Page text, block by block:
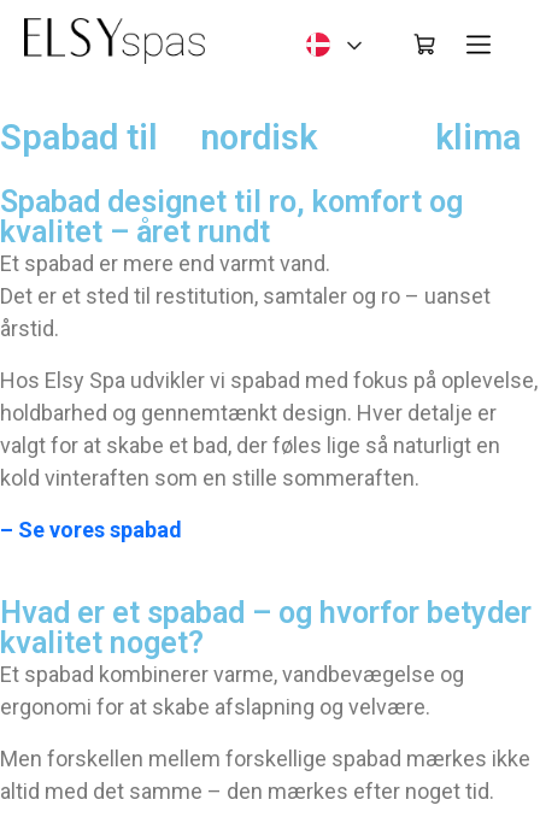
Deutsch
Spabad til     nordisk              klima
Spabad designet til ro, komfort og
kvalitet – året rundt
Et spabad er mere end varmt vand.
Det er et sted til restitution, samtaler og ro – uanset
årstid.
Hos Elsy Spa udvikler vi spabad med fokus på oplevelse,
holdbarhed og gennemtænkt design. Hver detalje er
valgt for at skabe et bad, der føles lige så naturligt en
kold vinteraften som en stille sommeraften.
– Se vores spabad
Hvad er et spabad – og hvorfor betyder
kvalitet noget?
Et spabad kombinerer varme, vandbevægelse og
ergonomi for at skabe afslapning og velvære.
Men forskellen mellem forskellige spabad mærkes ikke
altid med det samme – den mærkes efter noget tid.